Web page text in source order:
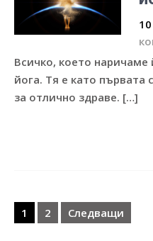
Всичко, което наричаме
йога. Тя е като първата
за отлично здраве. […]
Разделяне
на
1 2 Следващи